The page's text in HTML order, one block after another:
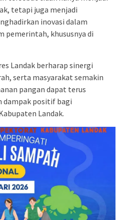
tetapi juga menjadi
inovasi dalam
pemerintah, khususnya di
Landak berharap sinergi
serta masyarakat semakin
pangan dapat terus
dampak positif bagi
Landak.